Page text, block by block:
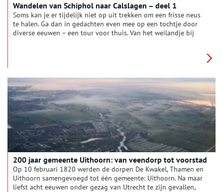
Wandelen van Schiphol naar Calslagen – deel 1
Soms kan je er tijdelijk niet op uit trekken om een frisse neus
te halen. Ga dan in gedachten even mee op een tochtje door
diverse eeuwen – een tour voor thuis. Van het weilandje bij
200 jaar gemeente Uithoorn: van veendorp tot voorstad
Op 10 februari 1820 werden de dorpen De Kwakel, Thamen en
Uithoorn samengevoegd tot één gemeente: Uithoorn. Na maar
liefst acht eeuwen onder gezag van Utrecht te zijn gevallen,